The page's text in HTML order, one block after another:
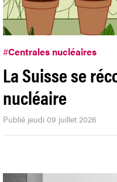
#Centrales nucléaires
La Suisse se
nucléaire
Publié jeudi 09 juillet 2026